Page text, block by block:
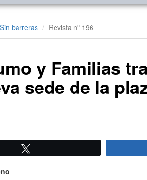
Sin barreras Revista nº 196
y Familias
sede de la